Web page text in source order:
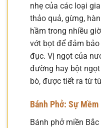
nhẹ của các loại
thảo quả, gừng,
hầm trong nhiều
vớt bọt để đảm
đục. Vị ngọt của
đường hay bột
bò, được tiết ra từ
Bánh Phở: Sự
Bánh phở miền